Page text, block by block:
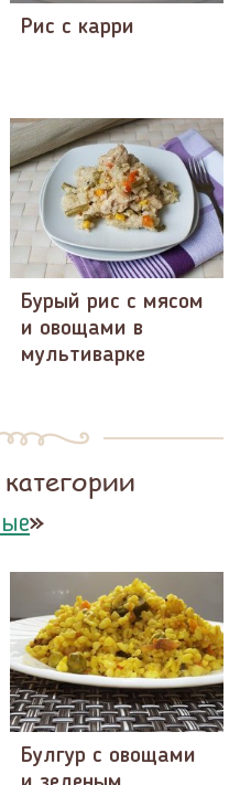
Рис с карри
Бурый рис с мясом
и овощами в
мультиварке
»
Булгур с овощами